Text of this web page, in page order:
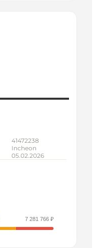
41472238
Incheon
05.02.2026
7 281 766 ₽